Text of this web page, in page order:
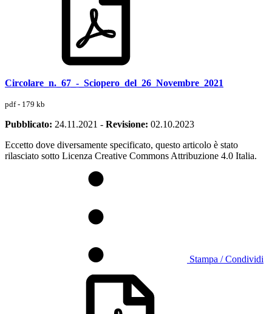
Circolare_n._67_-_Sciopero_del_26_Novembre_2021
pdf - 179 kb
Pubblicato: 24.11.2021 - Revisione: 02.10.2023
Eccetto dove diversamente specificato, questo articolo è stato
rilasciato sotto Licenza Creative Commons Attribuzione 4.0 Italia.
Stampa / Condividi